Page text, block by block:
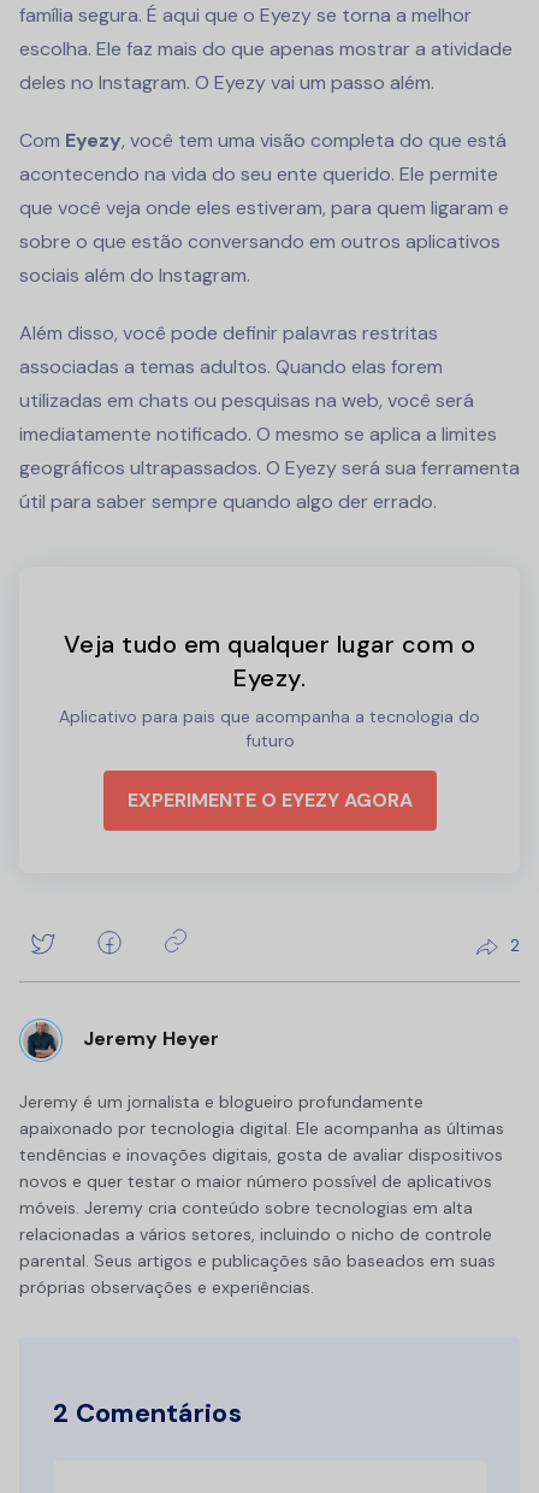
família segura. É aqui que o Eyezy se torna a melhor
escolha. Ele faz mais do que apenas mostrar a atividade
deles no Instagram. O Eyezy vai um passo além.
Com Eyezy, você tem uma visão completa do que está
acontecendo na vida do seu ente querido. Ele permite
que você veja onde eles estiveram, para quem ligaram e
sobre o que estão conversando em outros aplicativos
sociais além do Instagram.
Além disso, você pode definir palavras restritas
associadas a temas adultos. Quando elas forem
utilizadas em chats ou pesquisas na web, você será
imediatamente notificado. O mesmo se aplica a limites
geográficos ultrapassados. O Eyezy será sua ferramenta
útil para saber sempre quando algo der errado.
Veja tudo em qualquer lugar com o
Eyezy.
Aplicativo para pais que acompanha a tecnologia do
futuro
EXPERIMENTE O EYEZY AGORA
2
Jeremy Heyer
Jeremy é um jornalista e blogueiro profundamente
apaixonado por tecnologia digital. Ele acompanha as últimas
tendências e inovações digitais, gosta de avaliar dispositivos
novos e quer testar o maior número possível de aplicativos
móveis. Jeremy cria conteúdo sobre tecnologias em alta
relacionadas a vários setores, incluindo o nicho de controle
parental. Seus artigos e publicações são baseados em suas
próprias observações e experiências.
2 Comentários